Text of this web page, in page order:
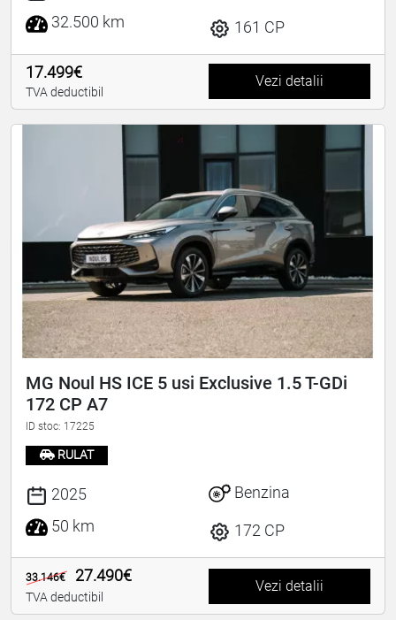
32.500 km
161 CP
17.499€
TVA deductibil
Vezi detalii
MG Noul HS ICE 5 usi Exclusive 1.5 T-GDi
172 CP A7
ID stoc: 17225
RULAT
2025
50 km
Benzina
172 CP
33.146€ 27.490€
TVA deductibil
Vezi detalii